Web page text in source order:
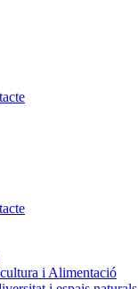
i Alimentació